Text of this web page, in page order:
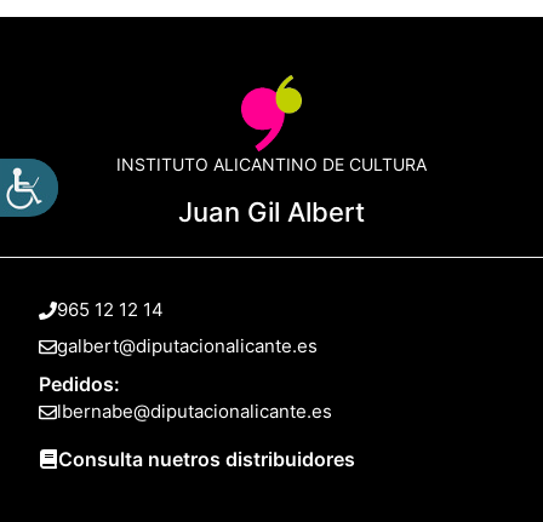
INSTITUTO ALICANTINO DE CULTURA
Juan Gil Albert
965 12 12 14
galbert@diputacionalicante.es
Pedidos:
lbernabe@diputacionalicante.es
Consulta nuetros distribuidores